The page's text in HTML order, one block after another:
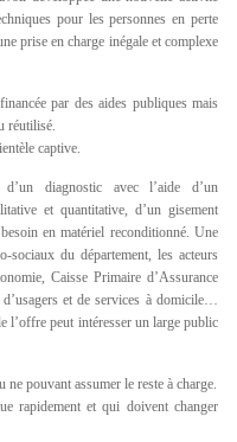
pour les personnes en perte
prise en charge inégale et complexe
par des aides publiques mais
réutilisé.
captive.
diagnostic avec l’aide d’un
et quantitative, d’un gisement
en matériel reconditionné. Une
sociaux du département, les acteurs
Caisse Primaire d’Assurance
et de services à domicile…
l’offre peut intéresser un large public
pouvant assumer le reste à charge.
rapidement et qui doivent changer